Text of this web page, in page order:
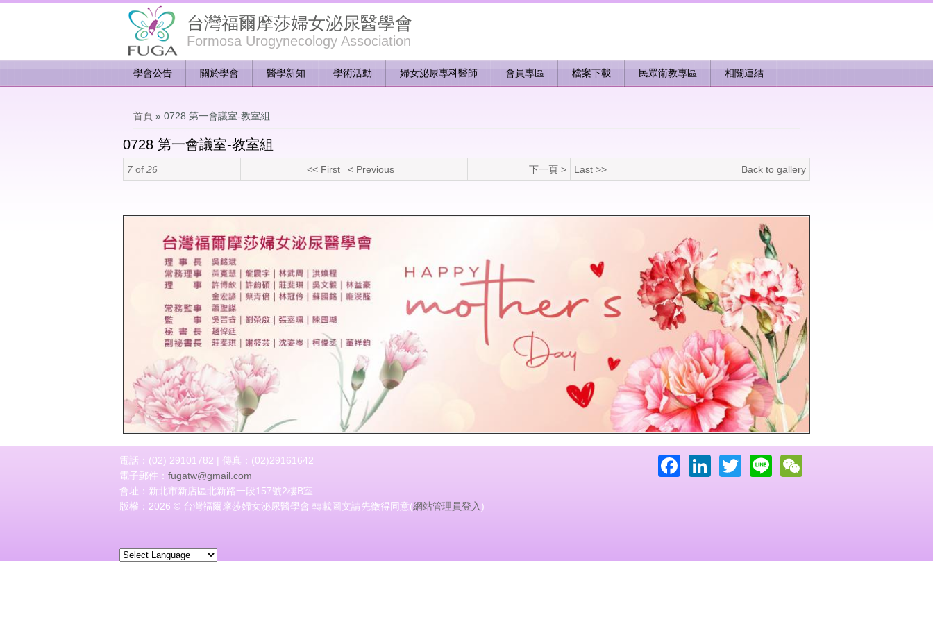
台灣福爾摩莎婦女泌尿醫學會
Formosa Urogynecology Association
學會公告 關於學會 醫學新知 學術活動 婦女泌尿專科醫師 會員專區 檔案下載 民眾衛教專區 相關連結
首頁 » 0728 第一會議室-教室組
0728 第一會議室-教室組
7 of 26 << First < Previous 下一頁 > Last >> Back to gallery
Facebook
LinkedIn
Twitter
Line
電話：(02) 29101782 | 傳真：(02)29161642
電子郵件： fugatw@gmail.com
會址：新北市新店區北新路一段157號2樓B室
版權：2026 © 台灣福爾摩莎婦女泌尿醫學會 轉載圖文請先徵得同意(網站管理員登入)